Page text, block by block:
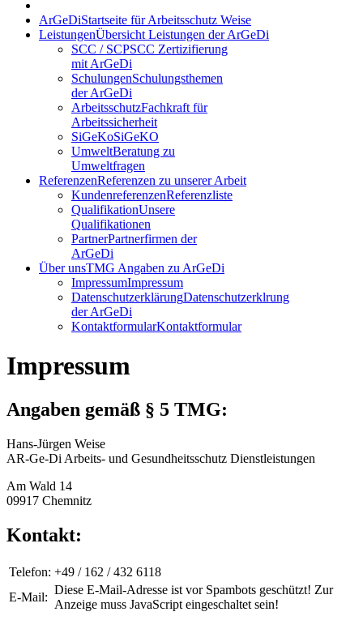
ArGeDiStartseite für Arbeitsschutz Weise
LeistungenÜbersicht Leistungen der ArGeDi
SCC / SCPSCC Zertizifierung
mit ArGeDi
SchulungenSchulungsthemen
der ArGeDi
ArbeitsschutzFachkraft für
Arbeitssicherheit
SiGeKoSiGeKO
UmweltBeratung zu
Umweltfragen
ReferenzenReferenzen zu unserer Arbeit
KundenreferenzenReferenzliste
QualifikationUnsere
Qualifikationen
PartnerPartnerfirmen der
ArGeDi
Über unsTMG Angaben zu ArGeDi
ImpressumImpressum
DatenschutzerklärungDatenschutzerklrung
der ArGeDi
KontaktformularKontaktformular
Impressum
Angaben gemäß § 5 TMG:
Hans-Jürgen Weise
AR-Ge-Di Arbeits- und Gesundheitsschutz Dienstleistungen
Am Wald 14
09917 Chemnitz
Kontakt:
Telefon: +49 / 162 / 432 6118
E-Mail:
Diese E-Mail-Adresse ist vor Spambots geschützt! Zur
Anzeige muss JavaScript eingeschaltet sein!